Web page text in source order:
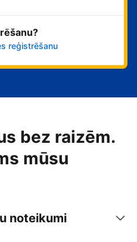
reģistrēšanu
bez raizēm.
mūsu
noteikumi